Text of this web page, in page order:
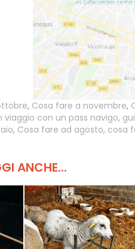
, Cosa fare a novembre,
viaggio con un pass navigo,
, Cosa fare ad agosto, cosa
ANCHE...